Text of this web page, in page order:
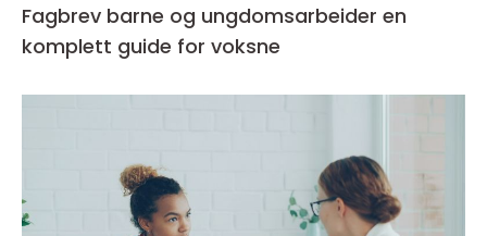
Fagbrev barne og ungdomsarbeider en
komplett guide for voksne